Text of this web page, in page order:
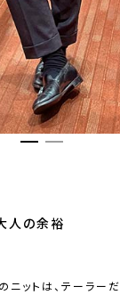
人の余裕
ニットは、テーラー